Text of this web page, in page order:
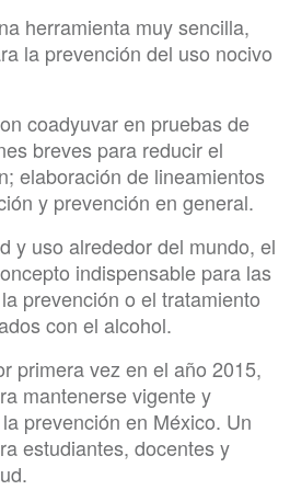
herramienta muy sencilla,
la prevención del uso nocivo
coadyuvar en pruebas de
breves para reducir el
elaboración de lineamientos
y prevención en general.
y uso alrededor del mundo, el
indispensable para las
prevención o el tratamiento
con el alcohol.
primera vez en el año 2015,
mantenerse vigente y
prevención en México. Un
estudiantes, docentes y